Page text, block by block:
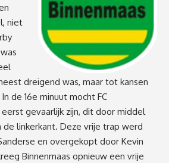
niet
dreigend was, maar tot kansen
de 16e minuut mocht FC
gevaarlijk zijn, dit door middel
de linkerkant. Deze vrije trap werd
en overgekopt door Kevin
Binnenmaas opnieuw een vrije